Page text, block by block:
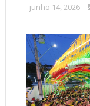
junho 14, 2026